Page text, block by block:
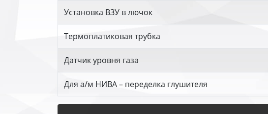
Установка ВЗУ в лючок
Термоплатиковая трубка
Датчик уровня газа
Для а/м НИВА – переделка глушителя